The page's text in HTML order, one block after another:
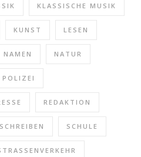
KLASSISCHE MUSIK
KUNST LESEN
NAMEN NATUR
POLIZEI
REDAKTION
SCHREIBEN SCHULE